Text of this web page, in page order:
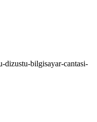
dizustu-bilgisayar-cantasi-